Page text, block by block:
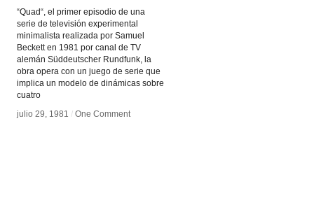
“Quad“, el primer episodio de una
serie de televisión experimental
minimalista realizada por Samuel
Beckett en 1981 por canal de TV
alemán Süddeutscher Rundfunk, la
obra opera con un juego de serie que
implica un modelo de dinámicas sobre
cuatro
julio 29, 1981 / One Comment
julio 29, 1981 / One Comment